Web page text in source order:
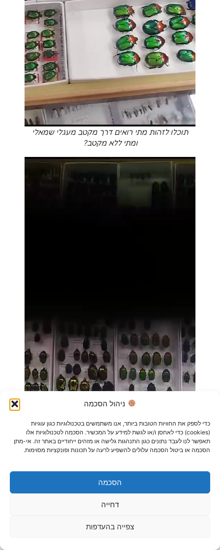
ניהול הסכמה
כדי לספק את החוויות הטובות ביותר, אנו משתמשים בטכנולוגיות כגון עוגיות
(cookies) כדי לאחסן ו/או לגשת למידע על המכשיר. הסכמה לטכנולוגיות אלו
תאפשר לנו לעבד נתונים כגון התנהגות גלישה או מזהים ייחודיים באתר זה. אי-מתן
הסכמה או ביטול הסכמה עלולים להשפיע לרעה על תכונות ופונקציות מסוימות.
הסכמה
דחייה
צפייה בהעדפות
תוכלו לזהות מתי רואים דרך מקטב מעגלי שמאלי
ומתי ללא מקטב?
יש גם כמה נחושתיות בצבע סגול. מעניין לחקור למה הן
בצבע אחר- האם מוטציה גנטית? אולי התנאים בהם
החיפושית הייתה גרמו להתקצרות מבני הבאוליגנד שלה?